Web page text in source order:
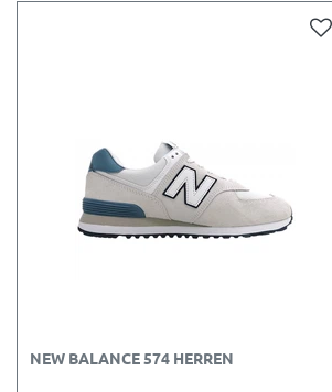
NEW BALANCE 574 HERREN